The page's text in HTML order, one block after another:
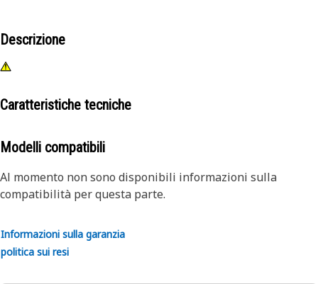
Descrizione
Caratteristiche tecniche
Modelli compatibili
Al momento non sono disponibili informazioni sulla
compatibilità per questa parte.
Informazioni sulla garanzia
politica sui resi